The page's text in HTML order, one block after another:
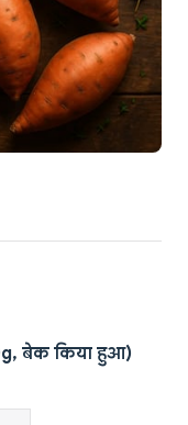
बेक किया हुआ)